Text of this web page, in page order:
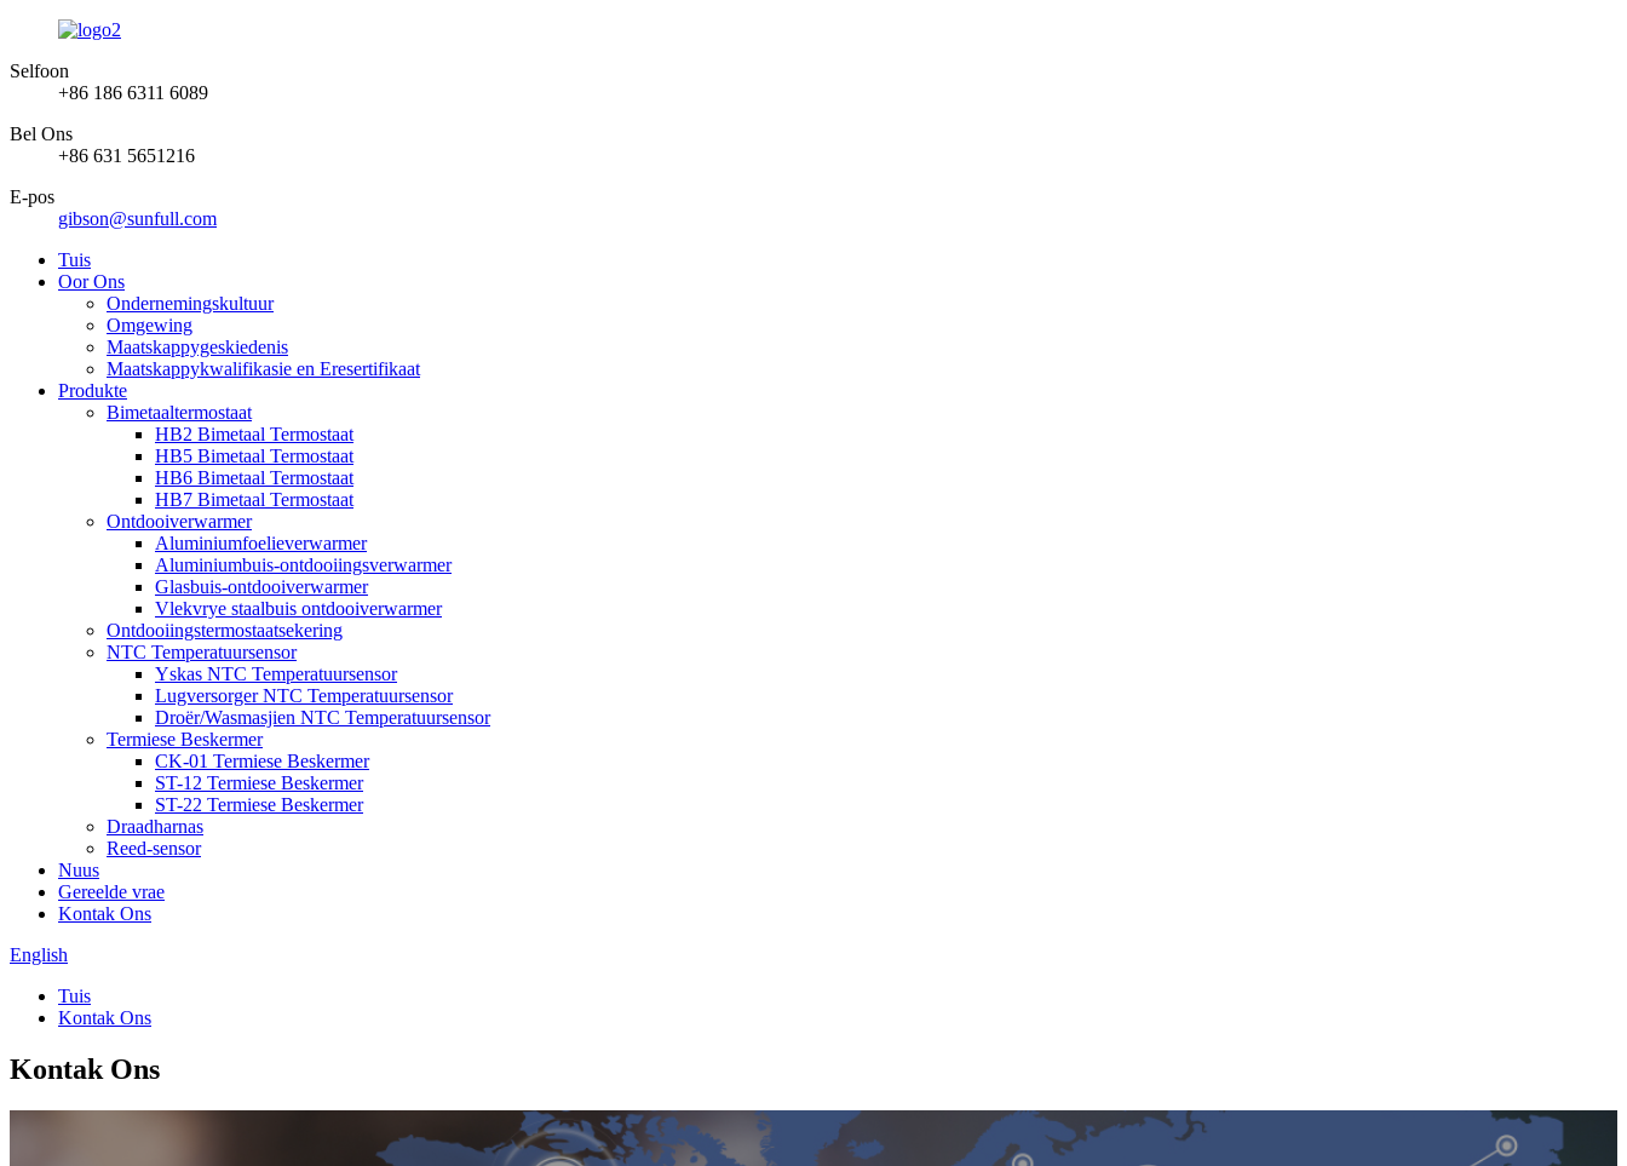
Selfoon
+86 186 6311 6089
Bel Ons
+86 631 5651216
E-pos
gibson@sunfull.com
Tuis
Oor Ons
Ondernemingskultuur
Omgewing
Maatskappygeskiedenis
Maatskappykwalifikasie en Eresertifikaat
Produkte
Bimetaaltermostaat
HB2 Bimetaal Termostaat
HB5 Bimetaal Termostaat
HB6 Bimetaal Termostaat
HB7 Bimetaal Termostaat
Ontdooiverwarmer
Aluminiumfoelieverwarmer
Aluminiumbuis-ontdooiingsverwarmer
Glasbuis-ontdooiverwarmer
Vlekvrye staalbuis ontdooiverwarmer
Ontdooiingstermostaatsekering
NTC Temperatuursensor
Yskas NTC Temperatuursensor
Lugversorger NTC Temperatuursensor
Droër/Wasmasjien NTC Temperatuursensor
Termiese Beskermer
CK-01 Termiese Beskermer
ST-12 Termiese Beskermer
ST-22 Termiese Beskermer
Draadharnas
Reed-sensor
Nuus
Gereelde vrae
Kontak Ons
English
Tuis
Kontak Ons
Kontak Ons